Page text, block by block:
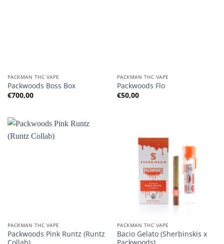
PACKMAN THC VAPE
Packwoods Boss Box
€700,00
PACKMAN THC VAPE
Packwoods Flo
€50,00
PACKMAN THC VAPE
Packwoods Pink Runtz (Runtz
PACKMAN THC VAPE
Bacio Gelato (Sherbinskis x